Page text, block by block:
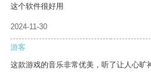
这个软件很好用
2024-11-30
游客
这款游戏的音乐非常优美，听了让人心旷